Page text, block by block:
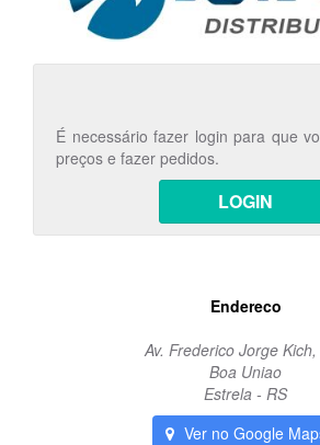
É necessário fazer login para que
preços e fazer pedidos.
LOGIN
Endereco
Av. Frederico Jorge
Boa Uniao
Estrela - RS
Ver no Google